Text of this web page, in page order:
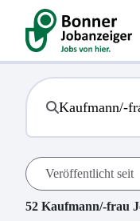
Veröffentlicht seit
52 Kaufmann/-frau